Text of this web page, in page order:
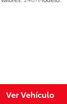
Ver Vehículo